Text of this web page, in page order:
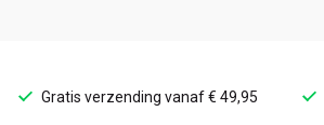
Gratis verzending vanaf € 49,95